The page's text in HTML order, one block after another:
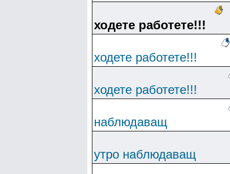
ходете работете!!!
ходете работете!!!
ходете работете!!!
наблюдаващ
утро наблюдаващ